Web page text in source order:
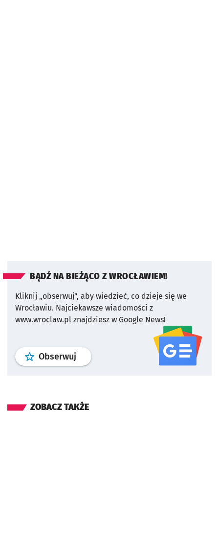
BĄDŹ NA BIEŻĄCO Z WROCŁAWIEM!
Kliknij „obserwuj”, aby wiedzieć, co dzieje się we
Wrocławiu. Najciekawsze wiadomości z
www.wroclaw.pl znajdziesz w Google News!
Obserwuj profil serwisu
ZOBACZ TAKŻE